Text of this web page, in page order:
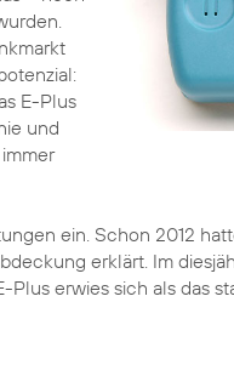
E-Plus
und
ein. Schon 2012
erklärt. Im
erwies sich als das